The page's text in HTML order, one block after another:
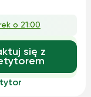
– od zajęć
łączę
o 21:00
się z